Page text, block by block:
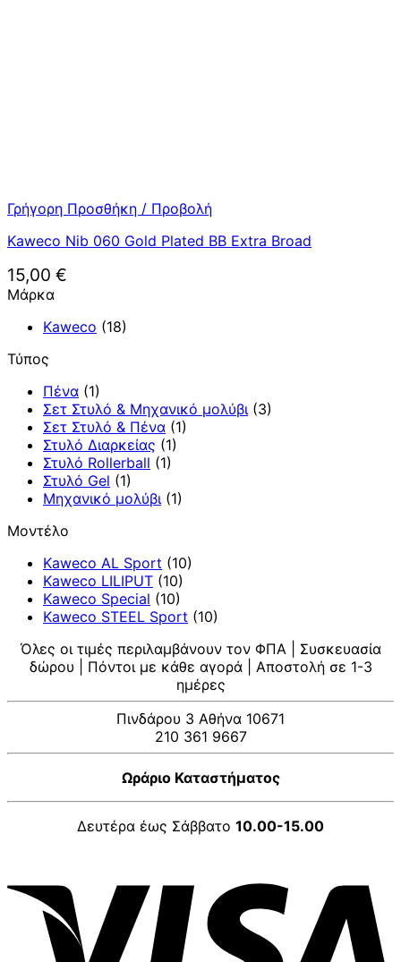
Γρήγορη Προσθήκη / Προβολή
Kaweco Nib 060 Gold Plated BB Extra Broad
15,00 €
Μάρκα
Kaweco (18)
Τύπος
Πένα (1)
Σετ Στυλό & Μηχανικό μολύβι (3)
Σετ Στυλό & Πένα (1)
Στυλό Διαρκείας (1)
Στυλό Rollerball (1)
Στυλό Gel (1)
Μηχανικό μολύβι (1)
Μοντέλο
Kaweco AL Sport (10)
Kaweco LILIPUT (10)
Kaweco Special (10)
Kaweco STEEL Sport (10)
Όλες οι τιμές περιλαμβάνουν τον ΦΠΑ | Συσκευασία
δώρου | Πόντοι με κάθε αγορά | Αποστολή σε 1-3
ημέρες
Πινδάρου 3 Αθήνα 10671
210 361 9667
Ωράριο Καταστήματος
Δευτέρα έως Σάββατο 10.00-15.00